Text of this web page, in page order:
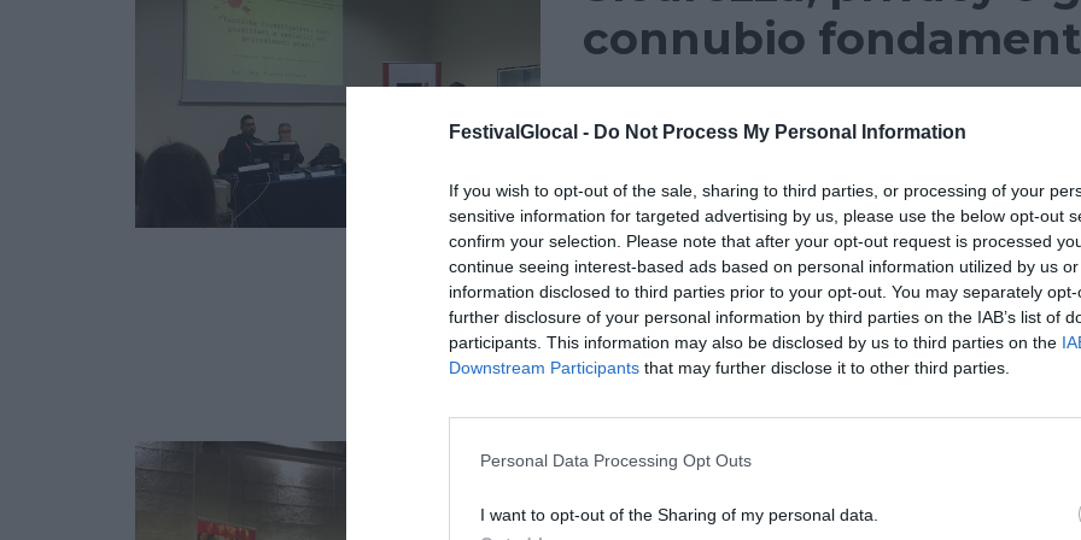
FestivalGlocal - Do Not Process My Personal Information
If you wish to opt-out of the sale, sharing to third parties, or processing of your
sensitive information for targeted advertising by us, please use the below opt-out
confirm your selection. Please note that after your opt-out request is processed
continue seeing interest-based ads based on personal information utilized by us
information disclosed to third parties prior to your opt-out. You may separately
further disclosure of your personal information by third parties on the IAB’s list of
participants. This information may also be disclosed by us to third parties on the
Downstream Participants that may further disclose it to other third parties.
Personal Data Processing Opt Outs
I want to opt-out of the Sharing of my personal data.
08
NOV
connubio
Siamo davvero sicuri della protezione dei
l’informatica che ruolo copre nel corso di
tre speaker, competenti in diverse discipline
giuridico, hanno risposto ad alcune di
presenti alcune metodologie investigative e
Gli uffici stampa
amministrazione: